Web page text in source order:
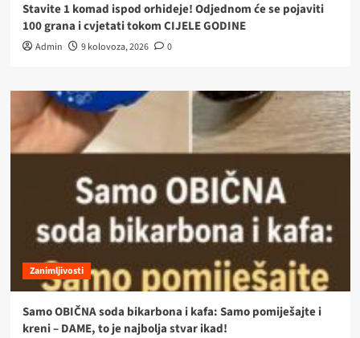
Stavite 1 komad ispod orhideje! Odjednom će se pojaviti
100 grana i cvjetati tokom CIJELE GODINE
Admin 9 kolovoza, 2026 0
Zanimljivosti
Samo OBIČNA soda bikarbona i kafa: Samo pomiješajte i
kreni – DAME, to je najbolja stvar ikad!